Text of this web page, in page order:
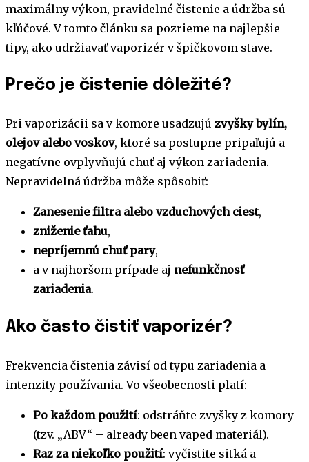
maximálny výkon, pravidelné čistenie a údržba sú
kľúčové. V tomto článku sa pozrieme na najlepšie
tipy, ako udržiavať vaporizér v špičkovom stave.
Prečo je čistenie dôležité?
Pri vaporizácii sa v komore usadzujú zvyšky bylín,
olejov alebo voskov, ktoré sa postupne pripaľujú a
negatívne ovplyvňujú chuť aj výkon zariadenia.
Nepravidelná údržba môže spôsobiť:
Zanesenie filtra alebo vzduchových ciest,
zniženie ťahu,
nepríjemnú chuť pary,
a v najhoršom prípade aj nefunkčnosť
zariadenia.
Ako často čistiť vaporizér?
Frekvencia čistenia závisí od typu zariadenia a
intenzity používania. Vo všeobecnosti platí:
Po každom použití: odstráňte zvyšky z komory
(tzv. „ABV“ – already been vaped materiál).
Raz za niekoľko použití: vyčistite sitká a